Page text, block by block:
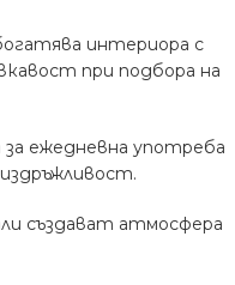
интериора с
при подбора на
ежедневна употреба
създават атмосфера